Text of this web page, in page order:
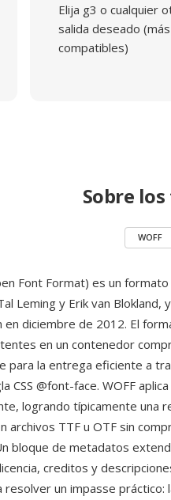
Elija g3 o cualquier
salida deseado
compatibles)
Sobre
WOFF
Font Format) es un
Leming y Erik van
en diciembre de 2012. El
en un contenedor
para la entrega eficiente a
CSS @font-face. WOFF
logrando típicamente una
archivos TTF u OTF sin
bloque de metadatos
creditos y
resolver un impasse práctico: